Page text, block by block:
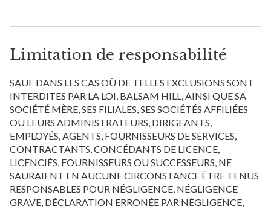
Limitation de responsabilité
SAUF DANS LES CAS OÙ DE TELLES EXCLUSIONS SONT
INTERDITES PAR LA LOI, BALSAM HILL, AINSI QUE SA
SOCIÉTÉ MÈRE, SES FILIALES, SES SOCIÉTÉS AFFILIÉES
OU LEURS ADMINISTRATEURS, DIRIGEANTS,
EMPLOYÉS, AGENTS, FOURNISSEURS DE SERVICES,
CONTRACTANTS, CONCÉDANTS DE LICENCE,
LICENCIÉS, FOURNISSEURS OU SUCCESSEURS, NE
SAURAIENT EN AUCUNE CIRCONSTANCE ÊTRE TENUS
RESPONSABLES POUR NÉGLIGENCE, NÉGLIGENCE
GRAVE, DÉCLARATION ERRONÉE PAR NÉGLIGENCE,